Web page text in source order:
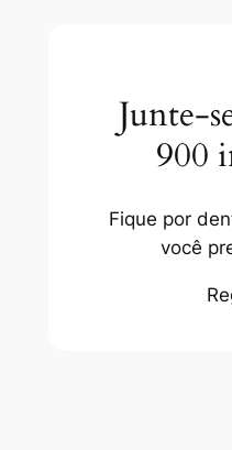
Junte-
900
Fique por
você